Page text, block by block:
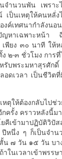
จำนวนพัน เพรา
เป็นเหตุให้คนหลั่
ค์เทศนากำลังนอ
หาเฉพาะหน้า ฉี
เพียง ๓๐ นาที ให้
ง ๒-๓ ชั่วโมง การ
รับพระมหาสุรศัก
อดเวลา เป็นชีวิ
ตุให้ต้องกลับไปช่
กครั้ง คราวหลังนี้
เข้ามาปฏิบัติวิปั
หนึ่ง ๆ ก็เป็นจำ
น ๗ วัน ๑๕ วัน บา
เวลาเข้าพรรษ